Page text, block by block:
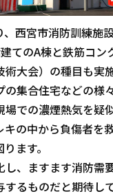
西宮市消防訓練施
てのA棟と鉄筋コ
大会）の種目も実
集合住宅などの様
での濃煙熱気を
の中から負傷者
ます。
、ますます消防需
るものだと期待し